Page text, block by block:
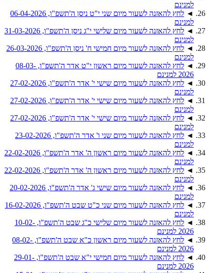
למנינם
◄
לחץ להאזנה לשעור מיום שני י"ט ניסן ה'תשפ"ו, 06-04-2026
למנינם
◄
לחץ להאזנה לשעור מיום שלישי י"ג ניסן ה'תשפ"ו, 31-03-2026
למנינם
◄
לחץ להאזנה לשעור מיום חמישי ח' ניסן ה'תשפ"ו, 26-03-2026
למנינם
◄
לחץ להאזנה לשעור מיום ראשון י"ט אדר ה'תשפ"ו, 08-03-
2026 למנינם
◄
לחץ להאזנה לשעור מיום שישי י' אדר ה'תשפ"ו, 27-02-2026
למנינם
◄
לחץ להאזנה לשעור מיום שישי י' אדר ה'תשפ"ו, 27-02-2026
למנינם
◄
לחץ להאזנה לשעור מיום שישי י' אדר ה'תשפ"ו, 27-02-2026
למנינם
◄
לחץ להאזנה לשעור מיום שני ו' אדר ה'תשפ"ו, 23-02-2026
למנינם
◄
לחץ להאזנה לשעור מיום ראשון ה' אדר ה'תשפ"ו, 22-02-2026
למנינם
◄
לחץ להאזנה לשעור מיום ראשון ה' אדר ה'תשפ"ו, 22-02-2026
למנינם
◄
לחץ להאזנה לשעור מיום שישי ג' אדר ה'תשפ"ו, 20-02-2026
למנינם
◄
לחץ להאזנה לשעור מיום שני כ"ט שבט ה'תשפ"ו, 16-02-2026
למנינם
◄
לחץ להאזנה לשעור מיום שלישי כ"ג שבט ה'תשפ"ו, 10-02-
2026 למנינם
◄
לחץ להאזנה לשעור מיום ראשון כ"א שבט ה'תשפ"ו, 08-02-
2026 למנינם
◄
לחץ להאזנה לשעור מיום חמישי י"א שבט ה'תשפ"ו, 29-01-
2026 למנינם